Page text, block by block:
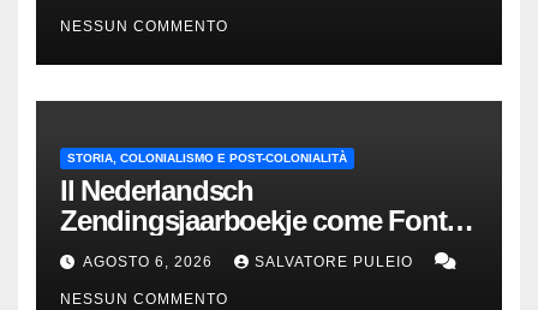
NESSUN COMMENTO
STORIA, COLONIALISMO E POST-COLONIALITÀ
Il Nederlandsch
Zendingsjaarboekje come Fonte
Storica delle Indie Orientali
Olandesi
AGOSTO 6, 2026 SALVATORE PULEIO
NESSUN COMMENTO